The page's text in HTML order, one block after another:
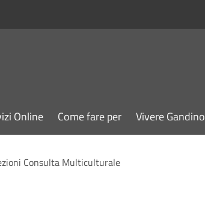
Online Come fare per Vivere Gandino
Consulta Multiculturale